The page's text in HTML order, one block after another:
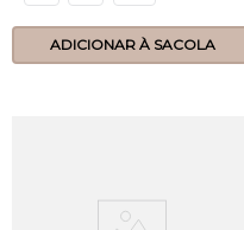
ADICIONAR À SACOLA